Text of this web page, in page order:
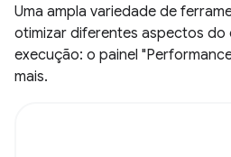
Uma ampla variedade de
otimizar diferentes aspectos do
execução: o painel
mais.